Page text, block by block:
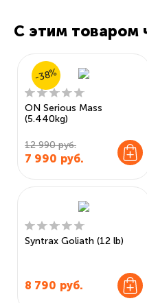
С этим товаром
ON Serious Mass
(5.440kg)
12 990 руб.
7 990 руб.
-38%
Syntrax Goliath (12 lb)
8 790 руб.